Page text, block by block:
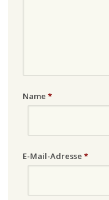
Name *
E-Mail-Adresse *